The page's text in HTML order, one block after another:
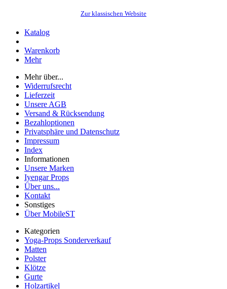
Zur klassischen Website
Katalog
Warenkorb
Mehr
Mehr über...
Widerrufsrecht
Lieferzeit
Unsere AGB
Versand & Rücksendung
Bezahloptionen
Privatsphäre und Datenschutz
Impressum
Index
Informationen
Unsere Marken
Iyengar Props
Über uns...
Kontakt
Sonstiges
Über MobileST
Kategorien
Yoga-Props Sonderverkauf
Matten
Polster
Klötze
Gurte
Holzartikel